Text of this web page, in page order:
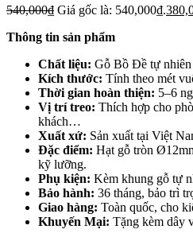
540,000₫ Giá gốc là: 540,000₫.
Thông tin sản phẩm
Chất liệu: Gỗ Bồ Đề tự nhiên
Kích thước: Tính theo mét
Thời gian hoàn thiện: 5–6
Vị trí treo: Thích hợp cho
khách…
Xuất xứ: Sản xuất tại Việt
Đặc điểm: Hạt gỗ tròn
kỹ lưỡng.
Phụ kiện: Kèm khung gỗ tự
Bảo hành: 36 tháng, bảo trì
Giao hàng: Toàn quốc, cho
Khuyến Mại: Tặng kèm dây